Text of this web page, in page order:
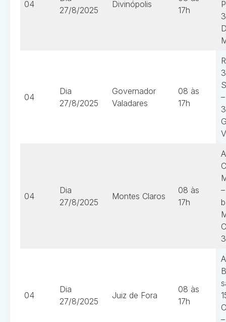
04
27/8/2025
Divinópolis
17h
04
Dia
27/8/2025
Governador
Valadares
08 às
17h
04
Dia
27/8/2025
Montes Claros
08 às
17h
04
Dia
27/8/2025
Juiz de Fora
08 às
17h